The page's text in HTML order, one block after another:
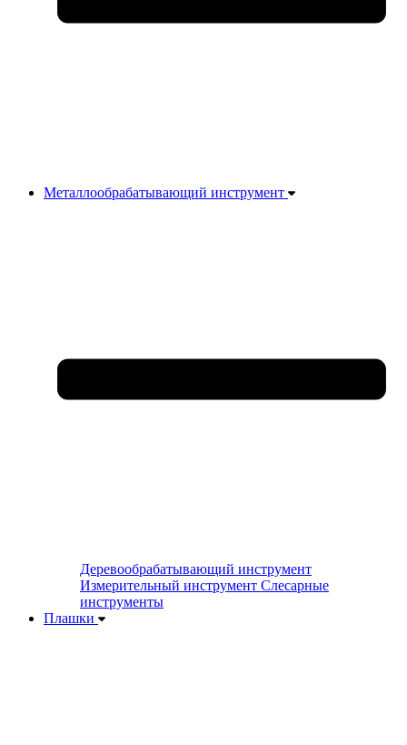
Металлообрабатывающий инструмент
Деревообрабатывающий инструмент
Измерительный инструмент Слесарные
инструменты
Плашки